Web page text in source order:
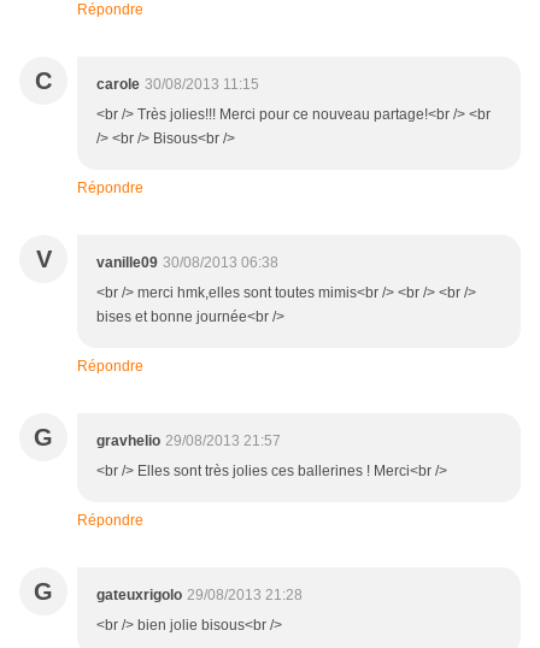
Répondre
C carole 30/08/2013 11:15
<br /> Très jolies!!! Merci pour ce nouveau partage!<br /> <br
/> <br /> Bisous<br />
Répondre
V vanille09 30/08/2013 06:38
<br /> merci hmk,elles sont toutes mimis<br /> <br /> <br />
bises et bonne journée<br />
Répondre
G gravhelio 29/08/2013 21:57
<br /> Elles sont très jolies ces ballerines ! Merci<br />
Répondre
G gateuxrigolo 29/08/2013 21:28
<br /> bien jolie bisous<br />